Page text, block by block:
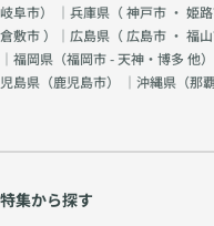
岐阜市） ｜兵庫県（神戸市 ・ 姫
倉敷市）｜広島県（ 広島市 ・ 福
｜福岡県（福岡市 - 天神・博多 他
児島県（鹿児島市） ｜沖縄県（那
特集から探す